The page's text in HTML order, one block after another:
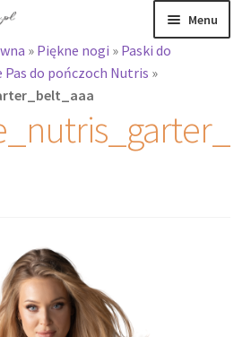
Menu
» Piękne nogi » Paski do
Pas do pończoch Nutris »